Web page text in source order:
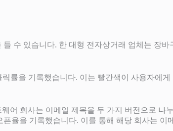
수 있습니다. 한 대형 전자상거래 업체는 장
률을 기록했습니다. 이는 빨간색이 사용자에
어 회사는 이메일 제목을 두 가지 버전으로 나
율을 기록했습니다. 이를 통해 해당 회사는